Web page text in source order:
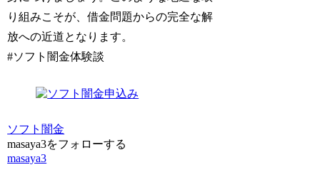
り組みこそが、借金問題からの完全な解
放への近道となります。
#ソフト闇金体験談
ソフト闇金
masaya3をフォローする
masaya3